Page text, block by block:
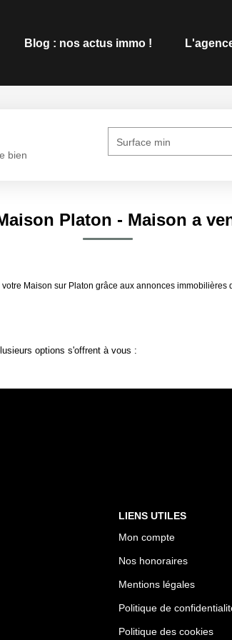
Blog : nos actus immo !
bien
Surface min
Platon - Maison a
Maison sur Platon grâce aux annonces immobilières
options s'offrent à vous :
LIENS UTILES
Mon compte
Nos honoraires
Mentions légales
Politique de
Politique des cookies